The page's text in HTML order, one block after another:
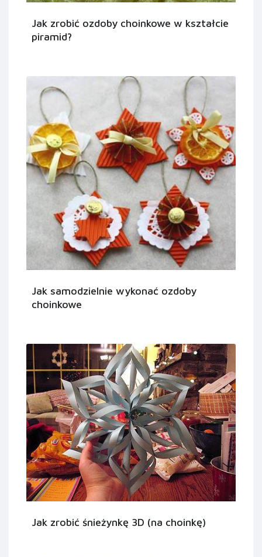
Jak zrobić ozdoby choinkowe w kształcie
piramid?
Jak samodzielnie wykonać ozdoby
choinkowe
Jak zrobić śnieżynkę 3D (na choinkę)